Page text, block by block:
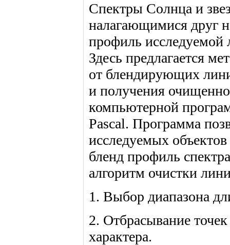
Спектры Солнца и
налагающимися друг
профиль
Здесь предлагается
от блендирующих
и получения
компьютерной
Pascal. Программа
исследуемых
бленд профиль
алгоритм очистки
1. Выбор диапазона
2. Отбрасывание
характера.